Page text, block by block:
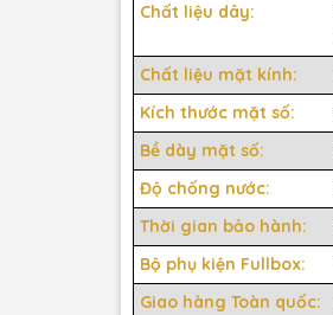
Chất liệu dây:
Chất liệu mặt kính:
Kích thước mặt số:
Bề dày mặt số:
Độ chống nước:
Thời gian bảo hành:
Bộ phụ kiện Fullbox:
Giao hàng Toàn quốc: